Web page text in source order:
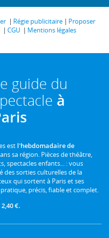
Régie publicitaire
Proposer
CGU
Mentions légales
guide du
à
est l'hebdomadaire de
sa région. Pièces de théâtre,
spectacles enfants... : vous
des sorties culturelles de la
qui sortent à Paris et ses
précis, fiable et complet.
€.